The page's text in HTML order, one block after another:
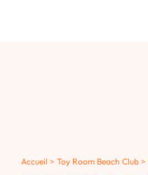
Accueil > Toy Room Beach Club >